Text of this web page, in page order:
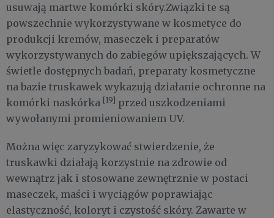
usuwają martwe komórki skóry.Związki te są
powszechnie wykorzystywane w kosmetyce do
produkcji kremów, maseczek i preparatów
wykorzystywanych do zabiegów upiększających. W
świetle dostępnych badań, preparaty kosmetyczne
na bazie truskawek wykazują działanie ochronne na
komórki naskórka [19] przed uszkodzeniami
wywołanymi promieniowaniem UV.
Można więc zaryzykować stwierdzenie, że
truskawki działają korzystnie na zdrowie od
wewnątrz jak i stosowane zewnętrznie w postaci
maseczek, maści i wyciągów poprawiając
elastyczność, koloryt i czystość skóry. Zawarte w